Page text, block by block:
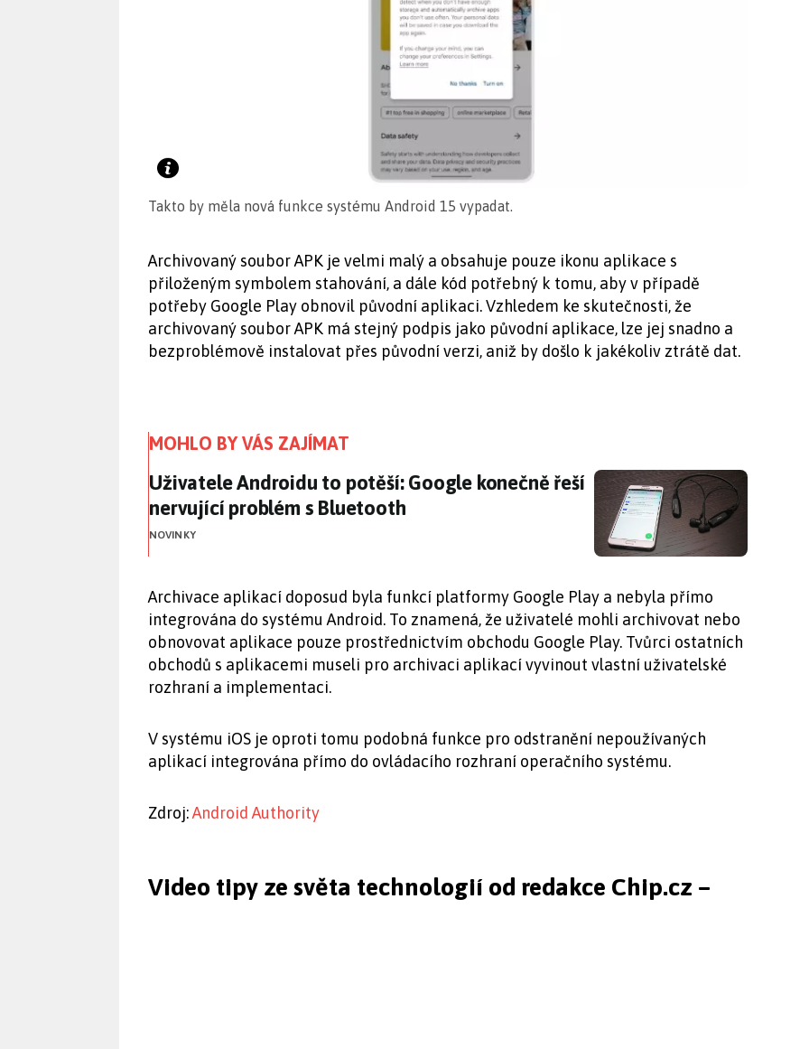
Takto by měla nová funkce systému Android 15 vypadat.
Archivovaný soubor APK je velmi malý a obsahuje pouze ikonu aplikace s
přiloženým symbolem stahování, a dále kód potřebný k tomu, aby v případě
potřeby Google Play obnovil původní aplikaci. Vzhledem ke skutečnosti, že
archivovaný soubor APK má stejný podpis jako původní aplikace, lze jej snadno a
bezproblémově instalovat přes původní verzi, aniž by došlo k jakékoliv ztrátě dat.
MOHLO BY VÁS ZAJÍMAT
Uživatele Androidu to potěší: Google konečně řeší nervující problém s
Uživatele Androidu to potěší: Google konečně řeší
nervující problém s Bluetooth
NOVINKY
Archivace aplikací doposud byla funkcí platformy Google Play a nebyla přímo
integrována do systému Android. To znamená, že uživatelé mohli archivovat nebo
obnovovat aplikace pouze prostřednictvím obchodu Google Play. Tvůrci ostatních
obchodů s aplikacemi museli pro archivaci aplikací vyvinout vlastní uživatelské
rozhraní a implementaci.
V systému iOS je oproti tomu podobná funkce pro odstranění nepoužívaných
aplikací integrována přímo do ovládacího rozhraní operačního systému.
Zdroj:Android Authority
Video tipy ze světa technologií od redakce Chip.cz –